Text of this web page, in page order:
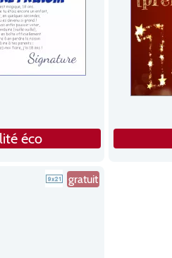
éco
gratuit